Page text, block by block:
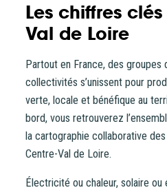
Les chiffres
Val de Loire
Partout en France, des groupes
collectivités s’unissent pour
verte, locale et bénéfique au
bord, vous retrouverez
la cartographie collaborative
Centre-Val de Loire.
Électricité ou chaleur, solaire